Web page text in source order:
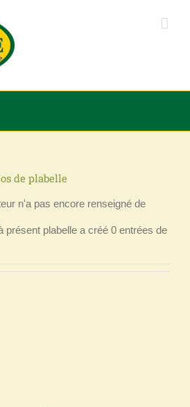
de plabelle
n'a pas encore renseigné de
présent plabelle a créé 0 entrées de